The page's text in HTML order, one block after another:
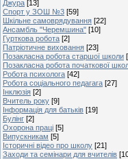
Джура [13]
Спорт у ЗОШ №3 [59]
Шкільне самоврядування [22]
Ансамбль "Черемшина" [10]
Гурткова робота [2]
Патріотичне виховання [23]
Позакласна робота старшої школи
Позакласна робота початкової
Робота психолога [42]
Робота соціального педагага [27]
Інклюзія [2]
Вчитель року [9]
Інформація для батьків [19]
Булінг [2]
Охорона праці [5]
Випускникам [5]
Історичні відео про школу [21]
Заходи та семінари для вчителів